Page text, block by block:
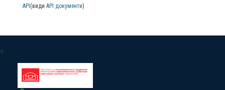
API (види API документи)
a